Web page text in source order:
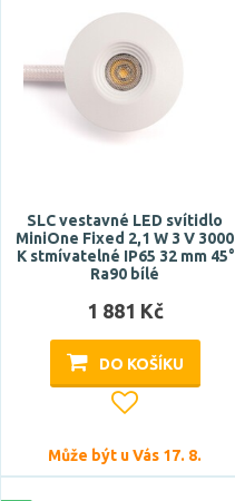
RGB
studená bílá
Světelný tok celkový
SLC vestavné LED svítidlo
MiniOne Fixed 2,1 W 3 V 3000
K stmívatelné IP65 32 mm 45°
Ra90 bílé
1 881 Kč
DO KOŠÍKU
Může být u Vás 17. 8.